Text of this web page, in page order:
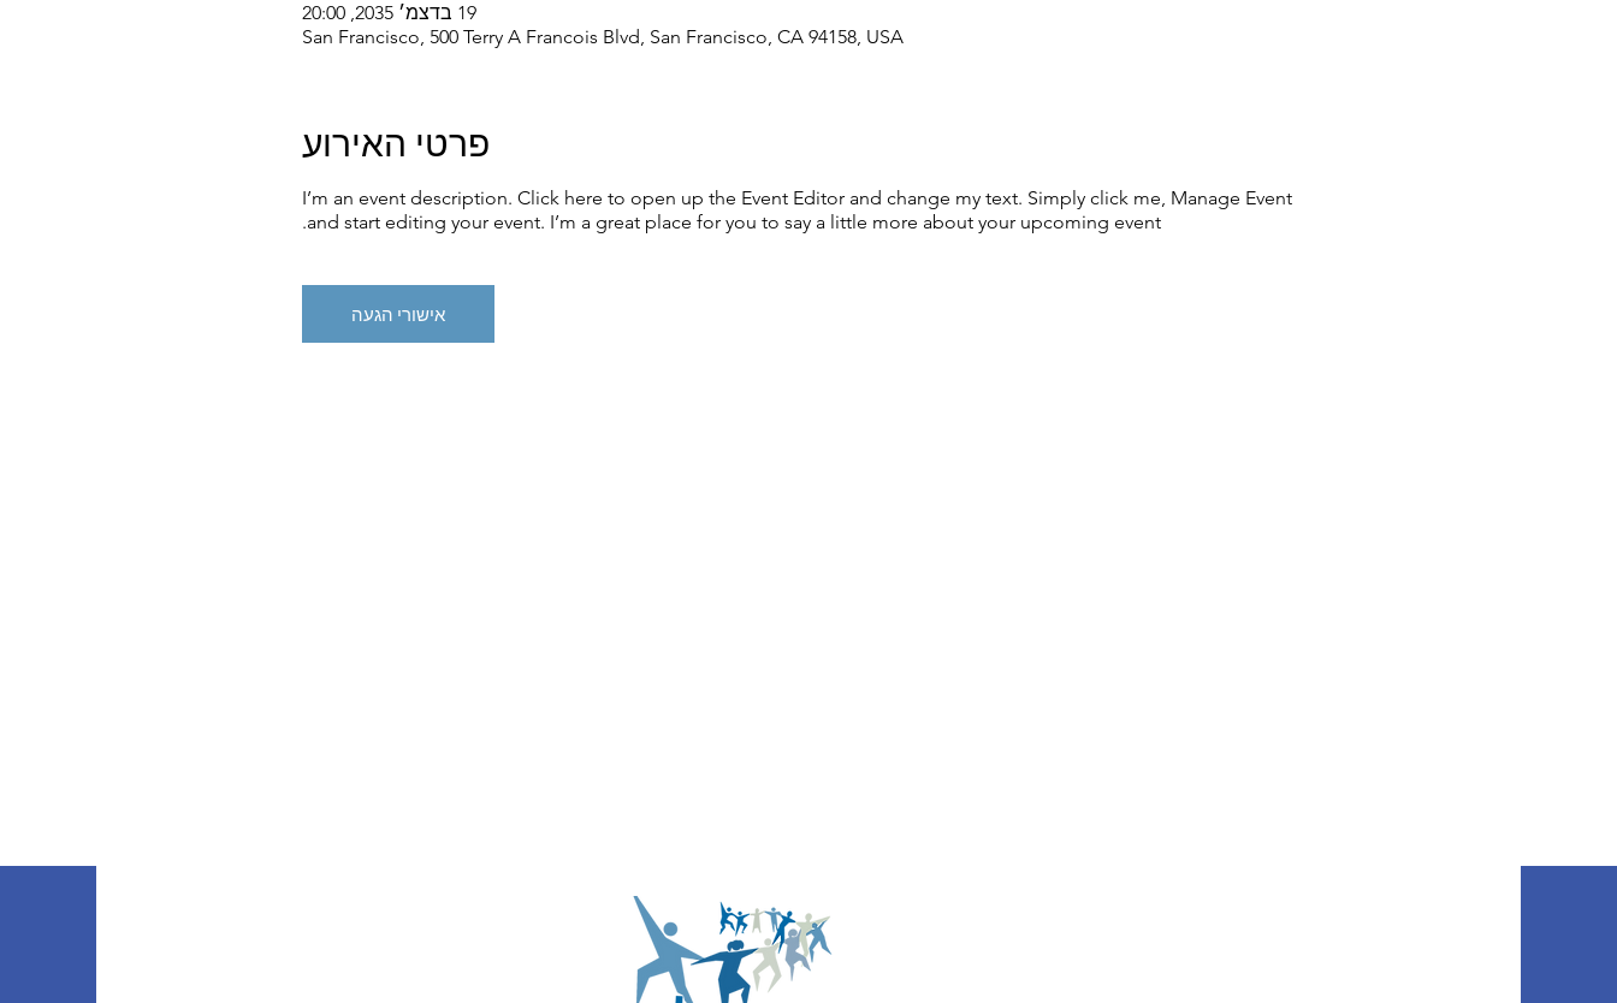
19 בדצמ׳ 2035, 20:00
San Francisco, 500 Terry A Francois Blvd, San Francisco, CA 94158, USA
פרטי האירוע
I’m an event description. Click here to open up the Event Editor and change my text. Simply click me, Manage Event
and start editing your event. I’m a great place for you to say a little more about your upcoming event.
אישורי הגעה